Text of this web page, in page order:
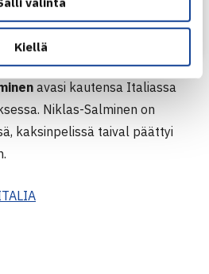
Kiellä
(@harriheliovaara) jakama julkaisu
avasi kautensa Italiassa
Niklas-Salminen on
kaksinpelissä taival päättyi